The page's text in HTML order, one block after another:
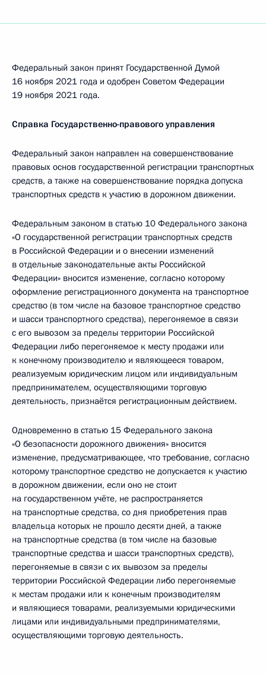
Федеральный закон принят Государственной Думой
16 ноября 2021 года и одобрен Советом Федерации
19 ноября 2021 года.
Справка Государственно-правового управления
Федеральный закон направлен на совершенствование
правовых основ государственной регистрации транспортных
средств, а также на совершенствование порядка допуска
транспортных средств к участию в дорожном движении.
Федеральным законом в статью 10 Федерального закона
«О государственной регистрации транспортных средств
в Российской Федерации и о внесении изменений
в отдельные законодательные акты Российской
Федерации» вносится изменение, согласно которому
оформление регистрационного документа на транспортное
средство (в том числе на базовое транспортное средство
и шасси транспортного средства), перегоняемое в связи
с его вывозом за пределы территории Российской
Федерации либо перегоняемое к месту продажи или
к конечному производителю и являющееся товаром,
реализуемым юридическим лицом или индивидуальным
предпринимателем, осуществляющими торговую
деятельность, признаётся регистрационным действием.
Одновременно в статью 15 Федерального закона
«О безопасности дорожного движения» вносится
изменение, предусматривающее, что требование, согласно
которому транспортное средство не допускается к участию
в дорожном движении, если оно не стоит
на государственном учёте, не распространяется
на транспортные средства, со дня приобретения прав
владельца которых не прошло десяти дней, а также
на транспортные средства (в том числе на базовые
транспортные средства и шасси транспортных средств),
перегоняемые в связи с их вывозом за пределы
территории Российской Федерации либо перегоняемые
к местам продажи или к конечным производителям
и являющиеся товарами, реализуемыми юридическими
лицами или индивидуальными предпринимателями,
осуществляющими торговую деятельность.